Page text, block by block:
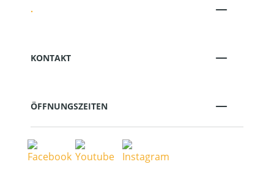
.
KONTAKT
ÖFFNUNGSZEITEN